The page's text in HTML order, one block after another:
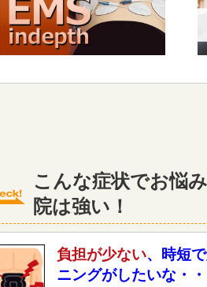
こんな症状でお悩
院は強い！
負担が少ない、時短
ニングがしたいな・・